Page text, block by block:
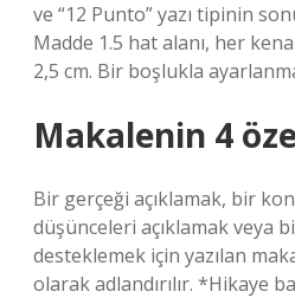
ve “12 Punto” yazı tipinin
Madde 1.5 hat alanı, her
2,5 cm. Bir boşlukla
Makalenin 4
Bir gerçeği açıklamak, bir
düşünceleri açıklamak veya
desteklemek için yazılan
olarak adlandırılır. *Hikaye